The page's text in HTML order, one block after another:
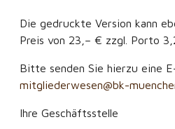
Die gedruckte Version kann
Preis von 23,– € zzgl. Porto
Bitte senden Sie hierzu eine
mitgliederwesen@bk-
Ihre Geschäftsstelle